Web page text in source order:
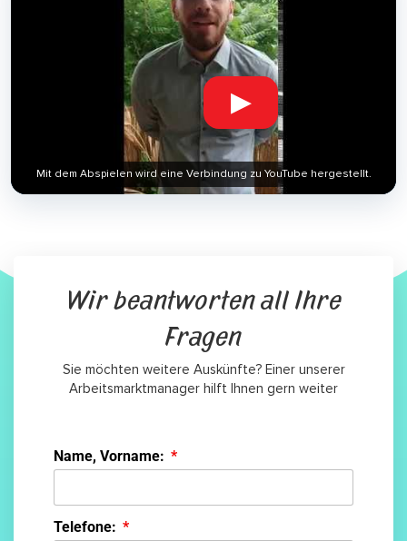
▶
Mit dem Abspielen wird eine Verbindung zu YouTube hergestellt.
Wir beantworten all Ihre
Fragen
Sie möchten weitere Auskünfte? Einer unserer
Arbeitsmarktmanager hilft Ihnen gern weiter
Name, Vorname:
Telefone: